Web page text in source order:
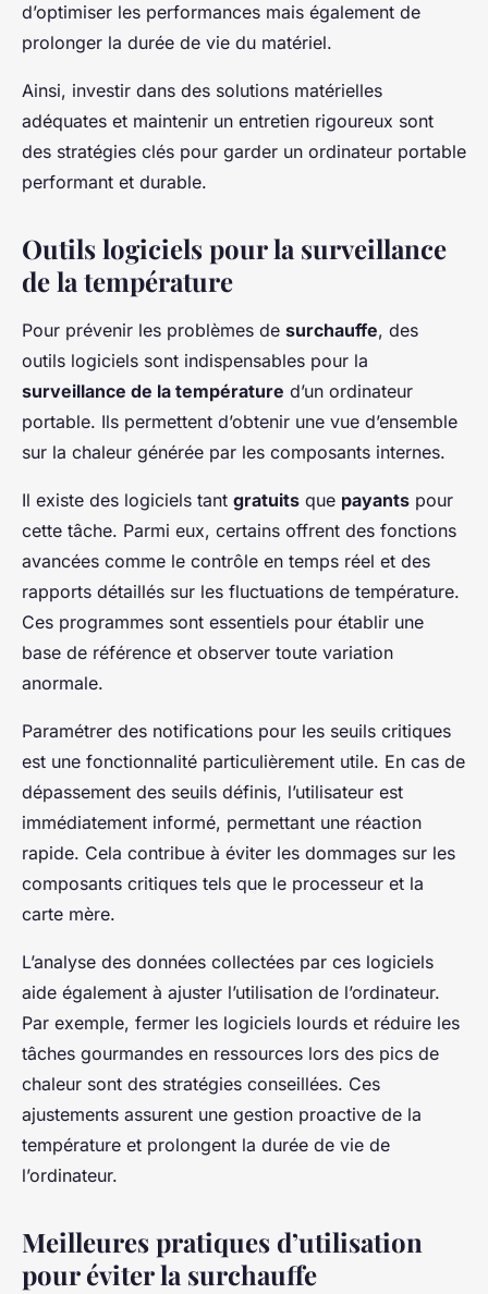
d’optimiser les performances mais également de
prolonger la durée de vie du matériel.
Ainsi, investir dans des solutions matérielles
adéquates et maintenir un entretien rigoureux sont
des stratégies clés pour garder un ordinateur portable
performant et durable.
Outils logiciels pour la surveillance
de la température
Pour prévenir les problèmes de surchauffe, des
outils logiciels sont indispensables pour la
surveillance de la température d’un ordinateur
portable. Ils permettent d’obtenir une vue d’ensemble
sur la chaleur générée par les composants internes.
Il existe des logiciels tant gratuits que payants pour
cette tâche. Parmi eux, certains offrent des fonctions
avancées comme le contrôle en temps réel et des
rapports détaillés sur les fluctuations de température.
Ces programmes sont essentiels pour établir une
base de référence et observer toute variation
anormale.
Paramétrer des notifications pour les seuils critiques
est une fonctionnalité particulièrement utile. En cas de
dépassement des seuils définis, l’utilisateur est
immédiatement informé, permettant une réaction
rapide. Cela contribue à éviter les dommages sur les
composants critiques tels que le processeur et la
carte mère.
L’analyse des données collectées par ces logiciels
aide également à ajuster l’utilisation de l’ordinateur.
Par exemple, fermer les logiciels lourds et réduire les
tâches gourmandes en ressources lors des pics de
chaleur sont des stratégies conseillées. Ces
ajustements assurent une gestion proactive de la
température et prolongent la durée de vie de
l’ordinateur.
Meilleures pratiques d’utilisation
pour éviter la surchauffe